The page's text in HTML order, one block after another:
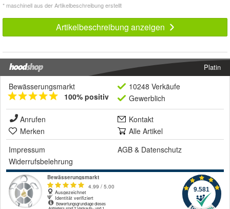
* maschinell aus der Artikelbeschreibung erstellt
Artikelbeschreibung anzeigen
Platin
Bewässerungsmarkt
100% positiv
10248 Verkäufe
Gewerblich
Anrufen
Kontakt
Merken
Alle Artikel
Impressum
AGB & Datenschutz
Widerrufsbelehrung